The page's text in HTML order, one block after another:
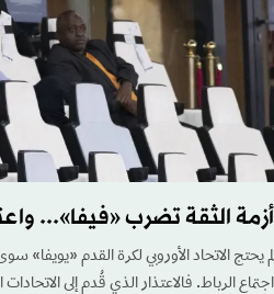
أزمة الثقة تضرب «فيفا»...
لم يحتج الاتحاد الأوروبي لكرة القدم
اجتماع الرباط. فالاعتذار الذي قُدم إلى الاتحادات ا